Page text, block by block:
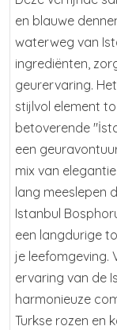
en blauwe
waterweg van
ingrediënten,
geurervaring.
stijlvol element
betoverende
een
mix van
lang meeslepen
Istanbul
een langdurige
je leefomgeving.
ervaring van de
harmonieuze
Turkse rozen en